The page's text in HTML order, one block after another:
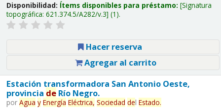
Disponibilidad: Ítems disponibles para préstamo: Signatura
topográfica: 621.374.5/A282/v.3 (1).
Hacer reserva
Agregar al carrito
Estación transformadora San Antonio Oeste,
provincia deRío Negro.
por Agua y Energía Eléctrica, Sociedad del Estado.